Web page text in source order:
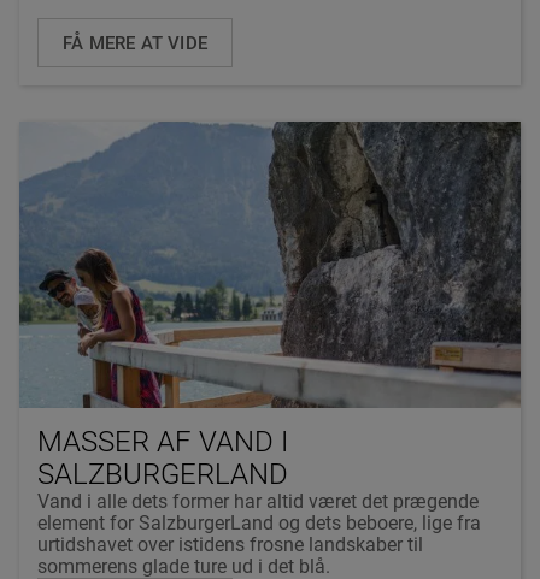
FÅ MERE AT VIDE
MASSER AF VAND I
SALZBURGERLAND
Vand i alle dets former har altid været det prægende
element for SalzburgerLand og dets beboere, lige fra
urtidshavet over istidens frosne landskaber til
sommerens glade ture ud i det blå.